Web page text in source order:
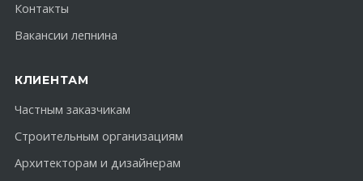
Контакты
Вакансии лепнина
КЛИЕНТАМ
Частным заказчикам
Строительным организациям
Архитекторам и дизайнерам